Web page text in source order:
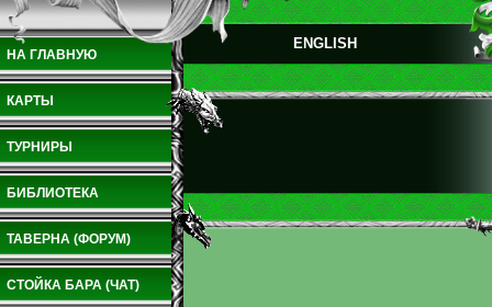
НА ГЛАВНУЮ
КАРТЫ
ТУРНИРЫ
БИБЛИОТЕКА
ТАВЕРНА (ФОРУМ)
СТОЙКА БАРА (ЧАТ)
ENGLISH